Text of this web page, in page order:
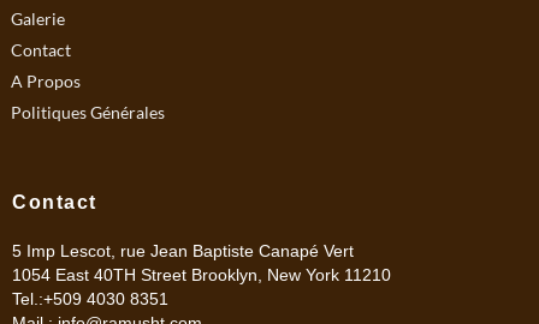
Galerie
Contact
A Propos
Politiques Générales
Contact
5 Imp Lescot, rue Jean Baptiste Canapé Vert
1054 East 40TH Street Brooklyn, New York 11210
Tel.:+509 4030 8351